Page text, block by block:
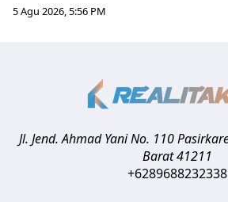
5 Agu 2026, 5:56 PM
Jl. Jend. Ahmad Yani No. 110
Barat41211
+6289688232338